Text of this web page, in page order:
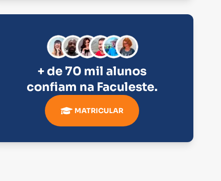
+ de 70 mil alunos
confiam na Faculeste.
MATRICULAR